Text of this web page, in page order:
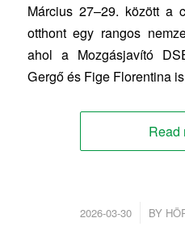
Március 27–29. között a
otthont egy rangos
ahol a Mozgásjavító
Gergő és Fige Florentina
Read
2026-03-30
/ BY